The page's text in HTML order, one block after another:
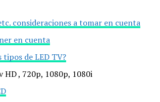
consideraciones a tomar en cuenta
en cuenta
tipos de LED TV?
HD , 720p, 1080p, 1080i